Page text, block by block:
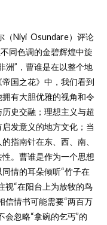
（Niyi Osundare）评论
同色调的金碧辉煌中旋
洲”，曹谁是在以整个地
国之花》中，我们看到
有大胆优雅的视角和令
史交融；理想主义与超
发意义的地方文化；当
指南针在东、西、南、
。曹谁是作为一个思想
情的耳朵倾听“竹子在
视“在阳台上为放牧的鸟
信情书可能需要“两百万
会忽略“拿碗的乞丐”的